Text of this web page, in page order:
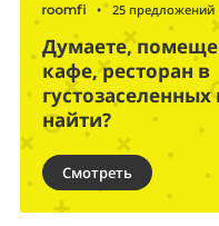
• 25 предложений
Думаете,
кафе, ресторан в
найти?
Смотреть